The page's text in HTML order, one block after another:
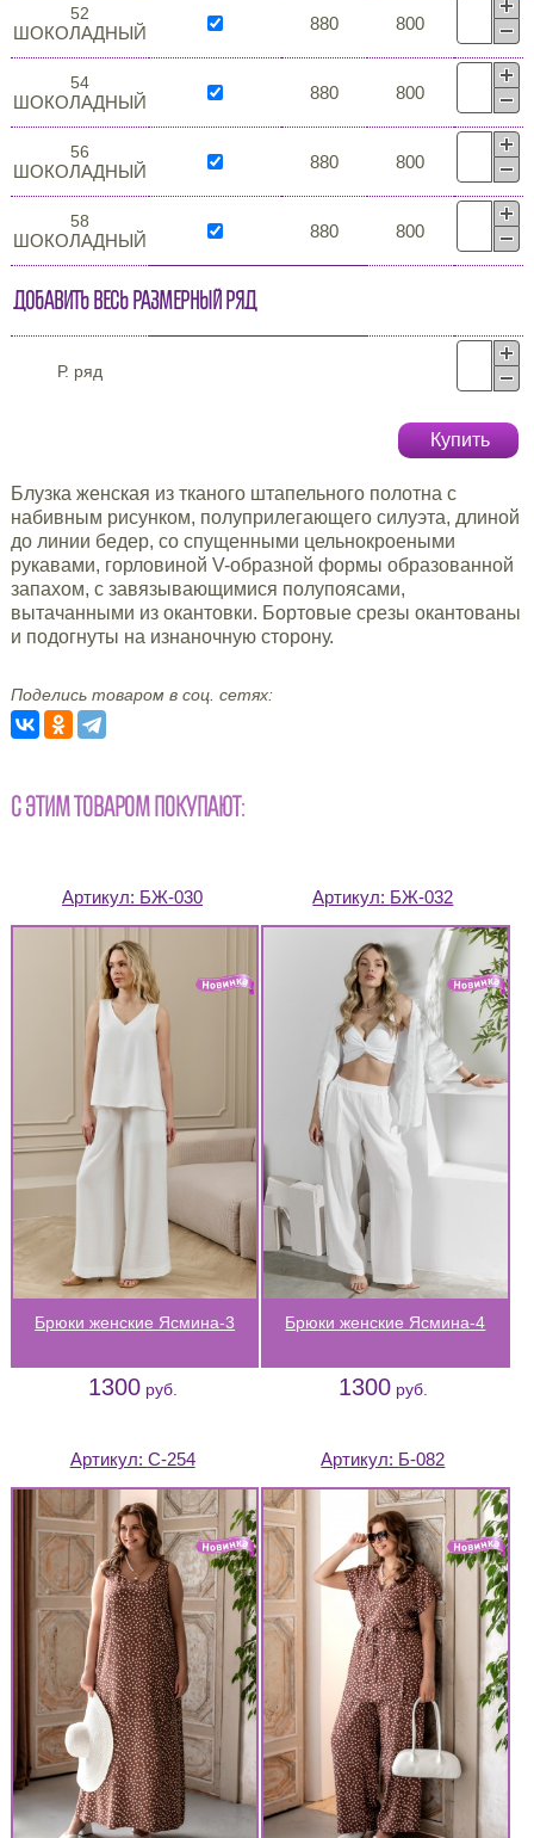
52
ШОКОЛАДНЫЙ 880 800
54
ШОКОЛАДНЫЙ 880 800
56
ШОКОЛАДНЫЙ 880 800
58
ШОКОЛАДНЫЙ 880 800
Добавить весь размерный ряд
Р. ряд
Купить
Блузка женская из тканого штапельного полотна с
набивным рисунком, полуприлегающего силуэта, длиной
до линии бедер, со спущенными цельнокроеными
рукавами, горловиной V-образной формы образованной
запахом, с завязывающимися полупоясами,
вытачанными из окантовки. Бортовые срезы окантованы
и подогнуты на изнаночную сторону.
Поделись товаром в соц. сетях:
С ЭТИМ ТОВАРОМ ПОКУПАЮТ:
Артикул: БЖ-030
Брюки женские Ясмина-3
1300руб.
Артикул: БЖ-032
Брюки женские Ясмина-4
1300руб.
Артикул: С-254 Артикул: Б-082